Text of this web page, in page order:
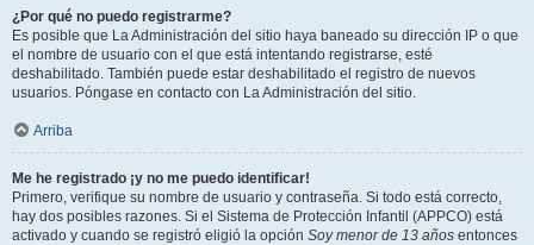
¿Por qué no puedo registrarme?
Es posible que La Administración del sitio haya baneado su dirección IP o que
el nombre de usuario con el que está intentando registrarse, esté
deshabilitado. También puede estar deshabilitado el registro de nuevos
usuarios. Póngase en contacto con La Administración del sitio.
Arriba
Me he registrado ¡y no me puedo identificar!
Primero, verifique su nombre de usuario y contraseña. Si todo está correcto,
hay dos posibles razones. Si el Sistema de Protección Infantil (APPCO) está
activado y cuando se registró eligió la opción Soy menor de 13 años entonces